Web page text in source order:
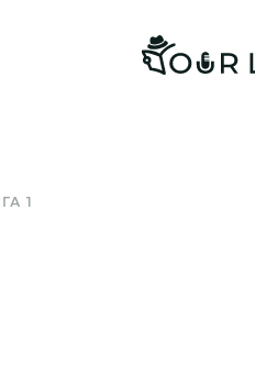
1